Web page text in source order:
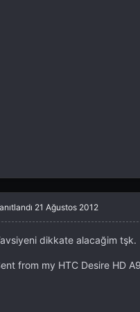
21 Ağustos 2012
dikkate alacağim tşk.
from my HTC Desire HD